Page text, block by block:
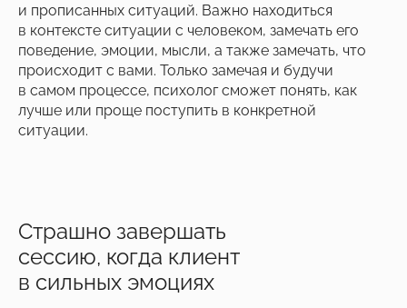
и прописанных ситуаций. Важно находиться
в контексте ситуации с человеком, замечать его
поведение, эмоции, мысли, а также замечать, что
происходит с вами. Только замечая и будучи
в самом процессе, психолог сможет понять, как
лучше или проще поступить в конкретной
ситуации.
Страшно завершать
сессию, когда клиент
в сильных эмоциях